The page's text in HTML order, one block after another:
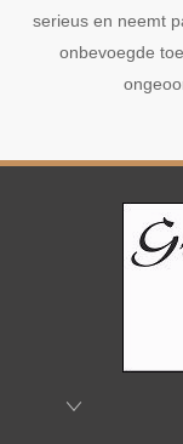
serieus en neemt
onbevoegde